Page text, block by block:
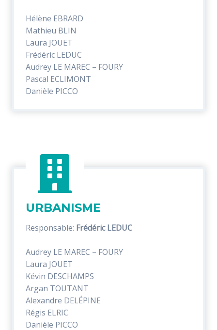
Hélène EBRARD
Mathieu BLIN
Laura JOUET
Frédéric LEDUC
Audrey LE MAREC – FOURY
Pascal ECLIMONT
Danièle PICCO
URBANISME
Responsable: Frédéric LEDUC
Audrey LE MAREC – FOURY
Laura JOUET
Kévin DESCHAMPS
Argan TOUTANT
Alexandre DELÉPINE
Régis ELRIC
Danièle PICCO